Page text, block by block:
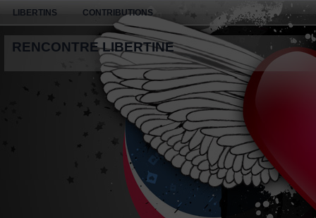
LIBERTINS CONTRIBUTIONS
RENCONTRE LIBERTINE